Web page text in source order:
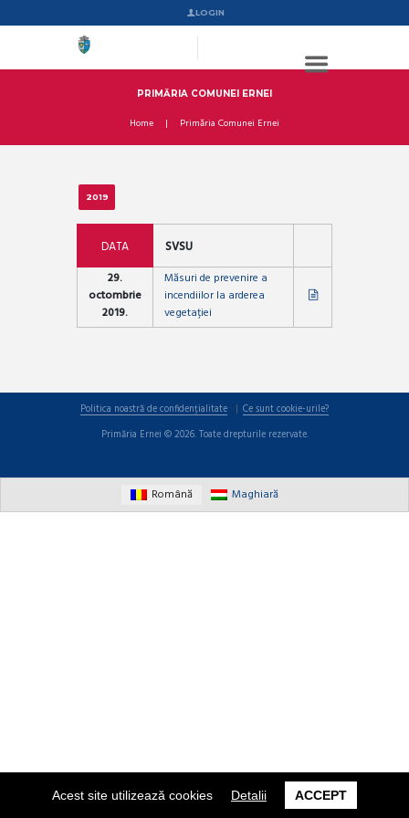
Acest site utilizează cookies Detalii ACCEPT
LOGIN
PRIMĂRIA COMUNEI ERNEI
Home Primăria Comunei Ernei
2019
DATA
SVSU
29.
octombrie
2019.
Măsuri de prevenire a
incendiilor la arderea
vegetației
Politica noastră de confidențialitate
Ce sunt cookie-urile?
Primăria Ernei © 2026. Toate drepturile rezervate.
Română Maghiară